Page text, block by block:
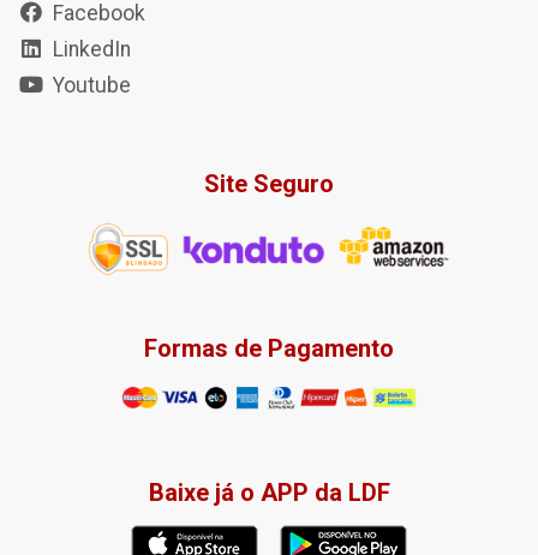
Facebook
LinkedIn
Youtube
Site Seguro
Formas de Pagamento
Baixe já o APP da LDF